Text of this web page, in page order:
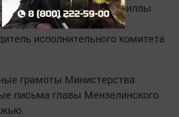
для Максима и Камиллы
дату 26.06.2026
исполнительного комитета
грамоты Министерства
письма главы Мензелинского